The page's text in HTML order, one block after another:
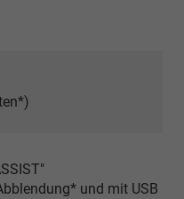
und mit USB